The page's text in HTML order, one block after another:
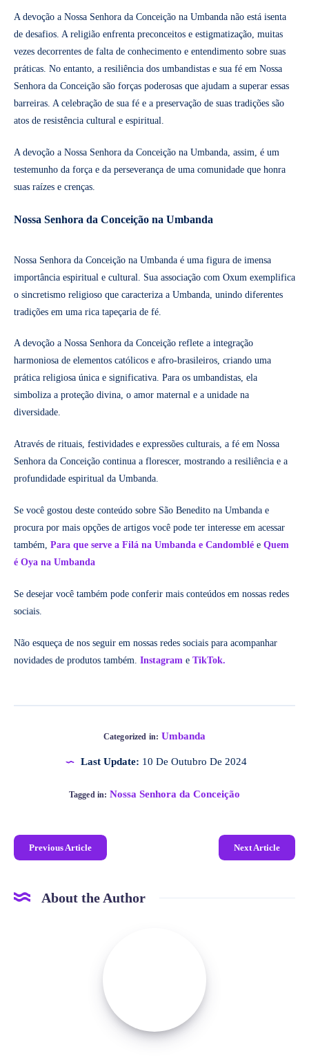
A devoção a Nossa Senhora da Conceição na Umbanda não está isenta
de desafios. A religião enfrenta preconceitos e estigmatização, muitas
vezes decorrentes de falta de conhecimento e entendimento sobre suas
práticas. No entanto, a resiliência dos umbandistas e sua fé em Nossa
Senhora da Conceição são forças poderosas que ajudam a superar essas
barreiras. A celebração de sua fé e a preservação de suas tradições são
atos de resistência cultural e espiritual.
A devoção a Nossa Senhora da Conceição na Umbanda, assim, é um
testemunho da força e da perseverança de uma comunidade que honra
suas raízes e crenças.
Nossa Senhora da Conceição na Umbanda
Nossa Senhora da Conceição na Umbanda é uma figura de imensa
importância espiritual e cultural. Sua associação com Oxum exemplifica
o sincretismo religioso que caracteriza a Umbanda, unindo diferentes
tradições em uma rica tapeçaria de fé.
A devoção a Nossa Senhora da Conceição reflete a integração
harmoniosa de elementos católicos e afro-brasileiros, criando uma
prática religiosa única e significativa. Para os umbandistas, ela
simboliza a proteção divina, o amor maternal e a unidade na
diversidade.
Através de rituais, festividades e expressões culturais, a fé em Nossa
Senhora da Conceição continua a florescer, mostrando a resiliência e a
profundidade espiritual da Umbanda.
Se você gostou deste conteúdo sobre São Benedito na Umbanda e
procura por mais opções de artigos você pode ter interesse em acessar
também, Para que serve a Filá na Umbanda e Candomblé e Quem
é Oya na Umbanda
Se desejar você também pode conferir mais conteúdos em nossas redes
sociais.
Não esqueça de nos seguir em nossas redes sociais para acompanhar
novidades de produtos também. Instagram e TikTok.
Categorized in: Umbanda
Last Update: 10 De Outubro De 2024
Tagged in: Nossa Senhora da Conceição
Previous Article Next Article
About the Author